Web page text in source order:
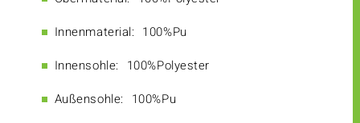
Innenmaterial: 100%Pu
Innensohle: 100%Polyester
Außensohle: 100%Pu